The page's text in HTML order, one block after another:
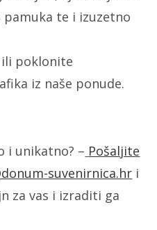
pamuka te i izuzetno
poklonite
iz naše ponude.
i unikatno? – Pošaljite
suvenirnica.hr i
za vas i izraditi ga